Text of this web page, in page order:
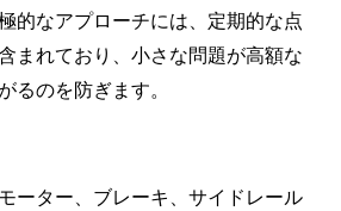
的なアプローチには、定期的な点
まれており、小さな問題が高額な
るのを防ぎます。
ーター、ブレーキ、サイドレール